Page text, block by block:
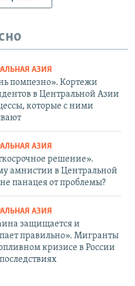
АЗИЯ
помпезно». Кортежи
в Центральной Азии
которые с ними
АЗИЯ
решение».
амнистии в Центральной
панацея от проблемы?
АЗИЯ
защищается и
правильно». Мигранты
кризисе в России